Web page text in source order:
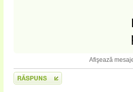
Afişează
Scrie un răspuns